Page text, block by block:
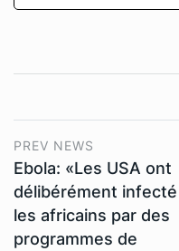
PREV NEWS
Ebola: «Les USA ont
délibérément infecté
les africains par des
programmes de